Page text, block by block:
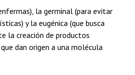
la germinal (para evitar
y la eugénica (que busca
la creación de productos
dan origen a una molécula